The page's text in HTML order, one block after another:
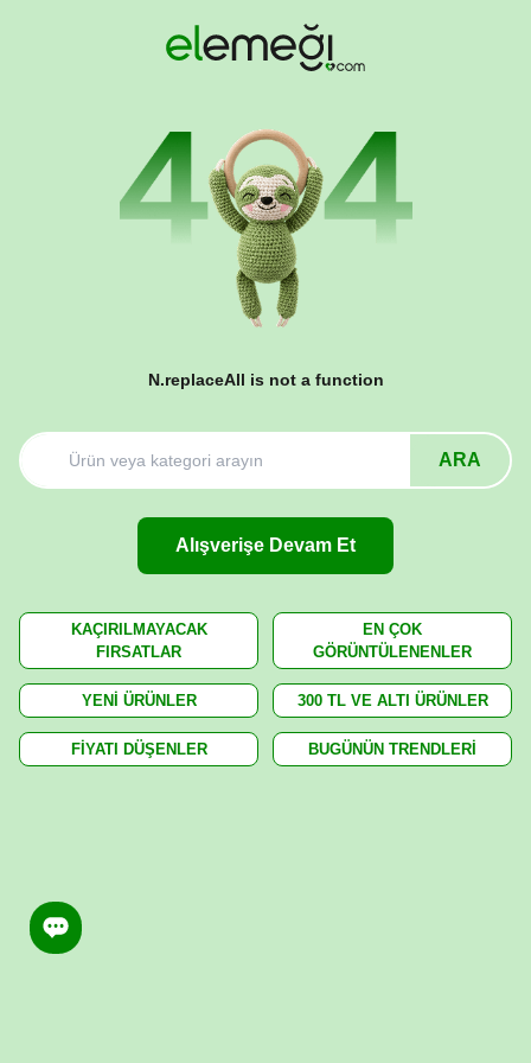
N.replaceAll is not a function
ARA
Alışverişe Devam Et
KAÇIRILMAYACAK
FIRSATLAR
EN ÇOK
GÖRÜNTÜLENENLER
YENİ ÜRÜNLER 300 TL VE ALTI ÜRÜNLER
FİYATI DÜŞENLER BUGÜNÜN TRENDLERİ